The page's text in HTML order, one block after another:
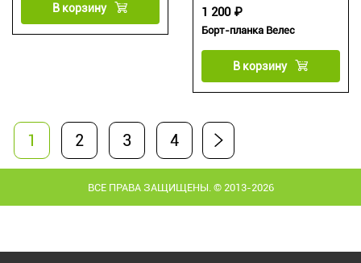
В корзину
Борт-планка Велес
1 200 ₽
В корзину
1 2 3 4
ВСЕ ПРАВА ЗАЩИЩЕНЫ. © 2013-2026